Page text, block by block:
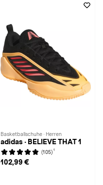
Basketballschuhe · Herren
adidas · BELIEVE THAT 1
(105) 1
102,99 €